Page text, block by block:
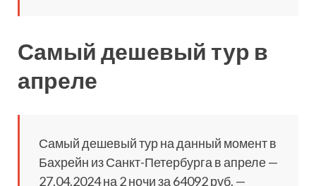
Самый дешевый тур в
апреле
Самый дешевый тур на данный момент в
Бахрейн из Санкт-Петербурга в апреле —
27.04.2024 на 2 ночи за 64092 руб. —